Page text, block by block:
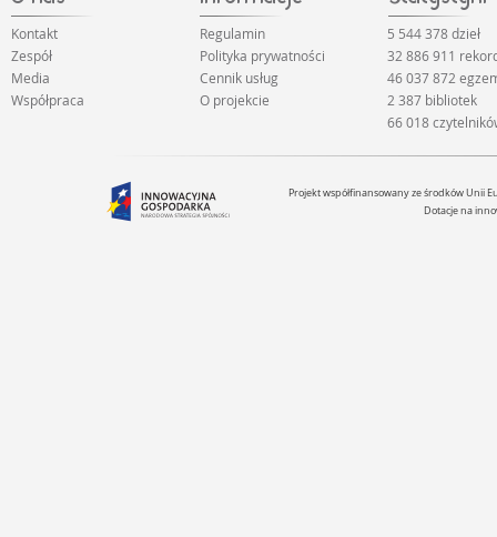
Kontakt
Zespół
Media
Współpraca
Regulamin
Polityka prywatności
Cennik usług
O projekcie
5 544 378 dzieł
32 886 911
46 037 872
2 387 bibliotek
66 018
Projekt współfinansowany ze środków Unii
Dotacje na